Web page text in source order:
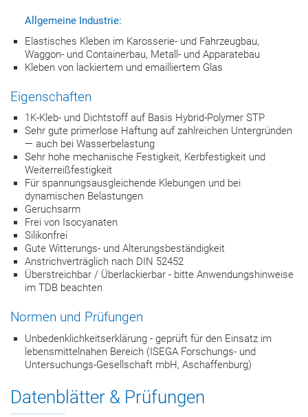
Allgemeine Industrie:
Elastisches Kleben im Karosserie- und Fahrzeugbau,
Waggon- und Containerbau, Metall- und Apparatebau
Kleben von lackiertem und emailliertem Glas
Eigenschaften
1K-Kleb- und Dichtstoff auf Basis Hybrid-Polymer STP
Sehr gute primerlose Haftung auf zahlreichen Untergründen
— auch bei Wasserbelastung
Sehr hohe mechanische Festigkeit, Kerbfestigkeit und
Weiterreißfestigkeit
Für spannungsausgleichende Klebungen und bei
dynamischen Belastungen
Geruchsarm
Frei von Isocyanaten
Silikonfrei
Gute Witterungs- und Alterungsbeständigkeit
Anstrichverträglich nach DIN 52452
Überstreichbar / Überlackierbar - bitte Anwendungshinweise
im TDB beachten
Normen und Prüfungen
Unbedenklichkeitserklärung - geprüft für den Einsatz im
lebensmittelnahen Bereich (ISEGA Forschungs- und
Untersuchungs-Gesellschaft mbH, Aschaffenburg)
Datenblätter & Prüfungen